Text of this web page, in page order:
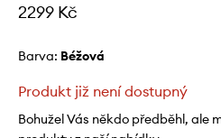
2299 Kč
Barva: béžová
Produkt již není dostupný
Bohužel Vás někdo předběhl, ale